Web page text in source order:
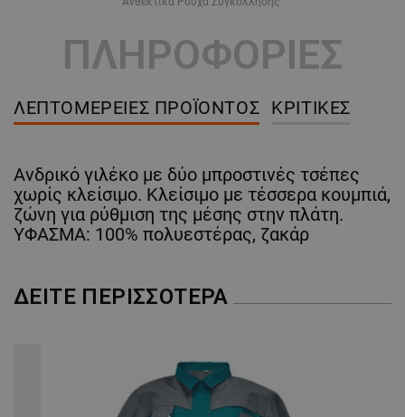
ΠΛΗΡΟΦΟΡΙΕΣ
ΛΕΠΤΟΜΈΡΕΙΕΣ ΠΡΟΪΌΝΤΟΣ ΚΡΙΤΙΚΈΣ
Ανδρικό γιλέκο με δύο μπροστινές τσέπες
χωρίς κλείσιμο. Κλείσιμο με τέσσερα κουμπιά,
ζώνη για ρύθμιση της μέσης στην πλάτη.
ΥΦΑΣΜΑ: 100% πολυεστέρας, ζακάρ
ΔΕΊΤΕ ΠΕΡΙΣΣΌΤΕΡΑ